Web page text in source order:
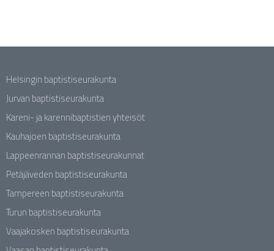
Helsingin baptistiseurakunta
Jurvan baptistiseurakunta
Kareni- ja karennibaptistien yhteisöt
Kauhajoen baptistiseurakunta
Lappeenrannan baptistiseurakunnat
Petäjäveden baptistiseurakunta
Tampereen baptistiseurakunta
Turun baptistiseurakunta
Vaajakosken baptistiseurakunta